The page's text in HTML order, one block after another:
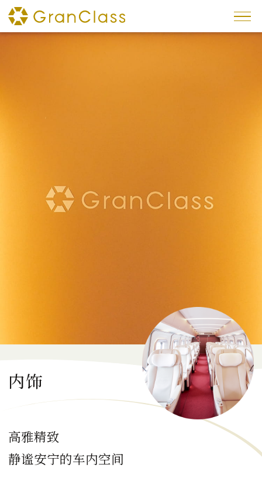
×
内饰
预约GranClass
English 简体中文 繁體中文
内饰
高雅精致
静谧安宁的车内空间